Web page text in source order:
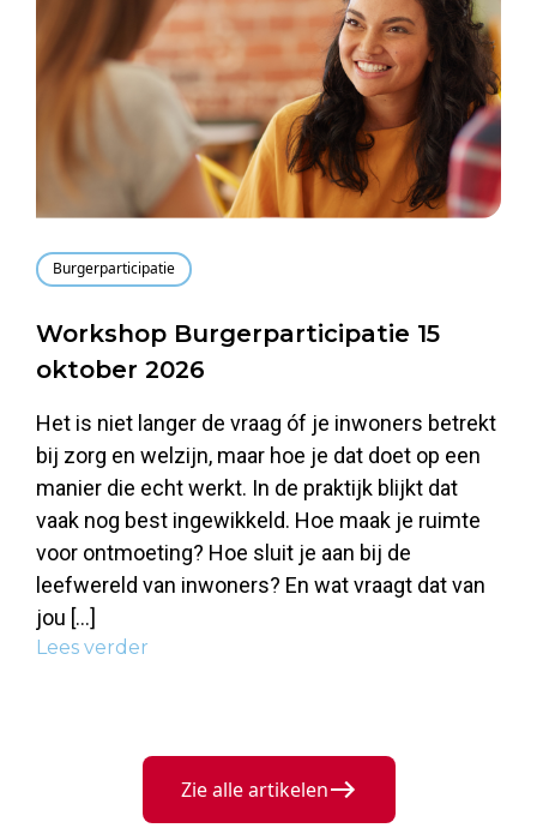
Burgerparticipatie
Workshop Burgerparticipatie 15
oktober 2026
Het is niet langer de vraag óf je inwoners betrekt
bij zorg en welzijn, maar hoe je dat doet op een
manier die echt werkt. In de praktijk blijkt dat
vaak nog best ingewikkeld. Hoe maak je ruimte
voor ontmoeting? Hoe sluit je aan bij de
leefwereld van inwoners? En wat vraagt dat van
jou […]
Lees verder
Zie alle artikelen